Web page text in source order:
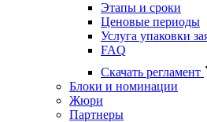
Этапы и сроки
Ценовые периоды
Услуга упаковки
FAQ
Скачать регламент
Блоки и номинации
Жюри
Партнеры